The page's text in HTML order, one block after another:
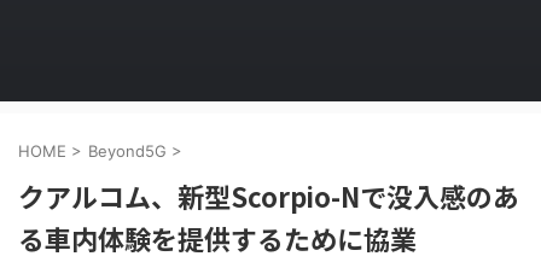
HOME > Beyond5G >
クアルコム、新型Scorpio-Nで没入感のあ
る車内体験を提供するために協業